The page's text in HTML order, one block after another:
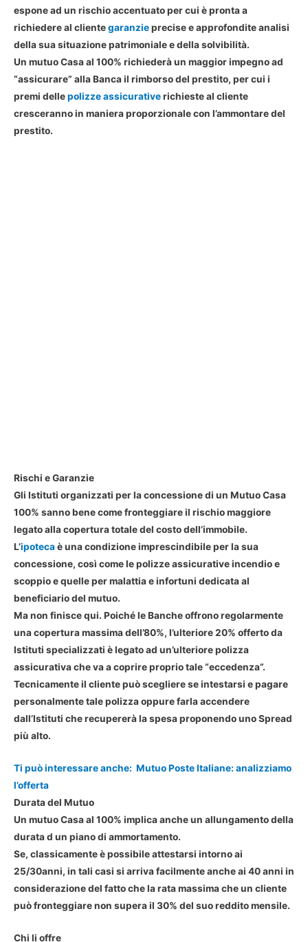
espone ad un rischio accentuato per cui è pronta a
richiedere al clientegaranzieprecise e approfondite analisi
della sua situazione patrimoniale e della solvibilità.
Un mutuo Casa al 100% richiederà un maggior impegno ad
“assicurare” alla Banca il rimborso del prestito, per cui i
premi dellepolizze assicurativerichieste al cliente
cresceranno in maniera proporzionale con l’ammontare del
prestito.
Rischi e Garanzie
Gli Istituti organizzati per la concessione di un Mutuo Casa
100% sanno bene come fronteggiare il rischio maggiore
legato alla copertura totale del costo dell’immobile.
L’ipotecaè una condizione imprescindibile per la sua
concessione, così come le polizze assicurative incendio e
scoppio e quelle per malattia e infortuni dedicata al
beneficiario del mutuo.
Ma non finisce qui. Poiché le Banche offrono regolarmente
una copertura massima dell’80%, l’ulteriore 20% offerto da
Istituti specializzati è legato ad un’ulteriore polizza
assicurativa che va a coprire proprio tale “eccedenza”.
Tecnicamente il cliente può scegliere se intestarsi e pagare
personalmente tale polizza oppure farla accendere
dall’Istituti che recupererà la spesa proponendo uno Spread
più alto.
Ti può interessare anche: Mutuo Poste Italiane: analizziamo
l’offerta
Durata del Mutuo
Un mutuo Casa al 100% implica anche un allungamento della
durata d un piano di ammortamento.
Se, classicamente è possibile attestarsi intorno ai
25/30anni, in tali casi si arriva facilmente anche ai 40 anni in
considerazione del fatto che la rata massima che un cliente
può fronteggiare non supera il 30% del suo reddito mensile.
Chi li offre